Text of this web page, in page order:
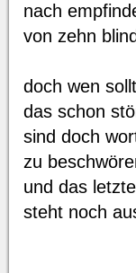
nach
von zehn
doch wen
das schon
sind doch
zu
und das letzte
steht noch